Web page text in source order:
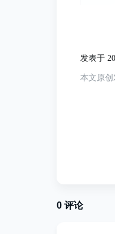
这样
Python的
发表于
本文原
0 评论